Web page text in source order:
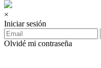
×
Iniciar sesión
Olvidé mi contraseña